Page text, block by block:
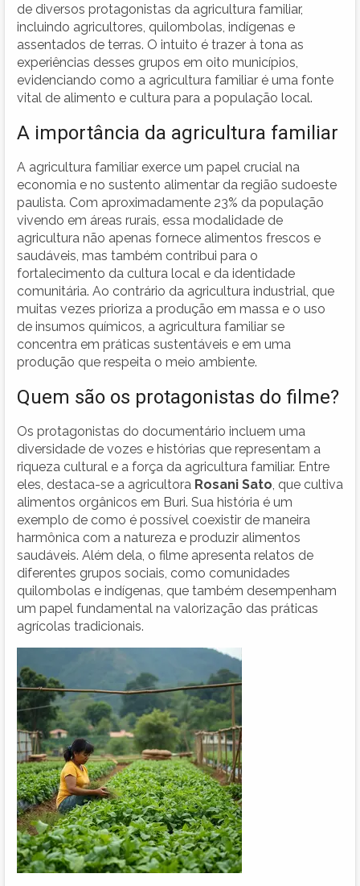
de diversos protagonistas da agricultura familiar,
incluindo agricultores, quilombolas, indígenas e
assentados de terras. O intuito é trazer à tona as
experiências desses grupos em oito municípios,
evidenciando como a agricultura familiar é uma fonte
vital de alimento e cultura para a população local.
A importância da agricultura familiar
A agricultura familiar exerce um papel crucial na
economia e no sustento alimentar da região sudoeste
paulista. Com aproximadamente 23% da população
vivendo em áreas rurais, essa modalidade de
agricultura não apenas fornece alimentos frescos e
saudáveis, mas também contribui para o
fortalecimento da cultura local e da identidade
comunitária. Ao contrário da agricultura industrial, que
muitas vezes prioriza a produção em massa e o uso
de insumos químicos, a agricultura familiar se
concentra em práticas sustentáveis e em uma
produção que respeita o meio ambiente.
Quem são os protagonistas do filme?
Os protagonistas do documentário incluem uma
diversidade de vozes e histórias que representam a
riqueza cultural e a força da agricultura familiar. Entre
eles, destaca-se a agricultora Rosani Sato , que cultiva
alimentos orgânicos em Buri. Sua história é um
exemplo de como é possível coexistir de maneira
harmônica com a natureza e produzir alimentos
saudáveis. Além dela, o filme apresenta relatos de
diferentes grupos sociais, como comunidades
quilombolas e indígenas, que também desempenham
um papel fundamental na valorização das práticas
agrícolas tradicionais.